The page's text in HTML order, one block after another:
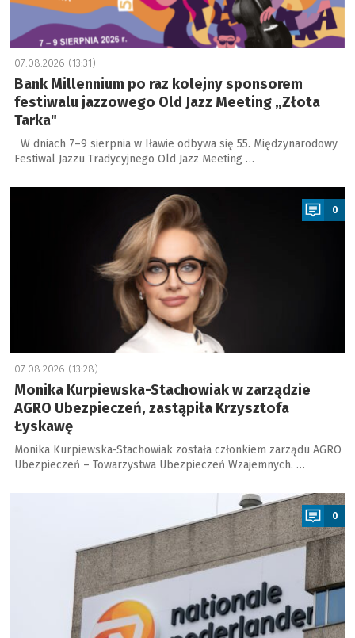
07.08.2026 (13:31)
Bank Millennium po raz kolejny sponsorem
festiwalu jazzowego Old Jazz Meeting „Złota
Tarka"
W dniach 7–9 sierpnia w Iławie odbywa się 55. Międzynarodowy
Festiwal Jazzu Tradycyjnego Old Jazz Meeting …
a
0
07.08.2026 (13:28)
Monika Kurpiewska-Stachowiak w zarządzie
AGRO Ubezpieczeń, zastąpiła Krzysztofa
Łyskawę
Monika Kurpiewska-Stachowiak została członkiem zarządu AGRO
Ubezpieczeń – Towarzystwa Ubezpieczeń Wzajemnych. …
0